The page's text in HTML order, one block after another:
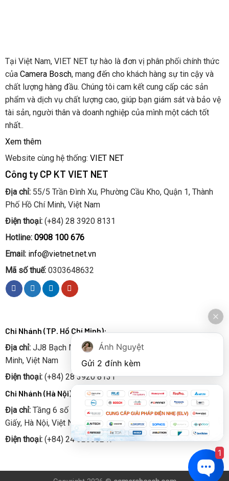
Tại Việt Nam, VIET NET tự hào là đơn vị phân phối chính thức
của Camera Bosch, mang đến cho khách hàng sự tin cậy và
chất lượng hàng đầu. Chúng tôi cam kết cung cấp các sản
phẩm và dịch vụ chất lượng cao, giúp bạn giám sát và bảo vệ
tài sản, người thân và doanh nghiệp của mình một cách tốt
nhất..
Xem thêm
Website cùng hệ thống: VIET NET
Công ty CP KT VIET NET
Địa chỉ:55/5 Trần Đình Xu, Phường Cầu Kho, Quận 1, Thành
Phố Hồ Chí Minh, Việt Nam
Điện thoại:(+84) 28 3920 8131
Hotline: 0908 100 676
Email: info@vietnet.net.vn
Mã số thuế:0303648632
Chi Nhánh (TP. Hồ Chí Minh):
Địa chỉ:JJ8 Bạch Mã, Phường 15, Quận 10, Thành phố Hồ Chí
Minh, Việt Nam
Điện thoại:(+84) 28 3920 8131
Chi Nhánh (Hà Nội):
Địa chỉ:Tầng 6 số 52 Chùa Hà, Phường Quan Hoa, Quận Cầu
Giấy, Hà Nội, Việt Nam
Điện thoại:(+84) 24 32008247
Ánh Nguyệt
Gửi 2 đính kèm
1